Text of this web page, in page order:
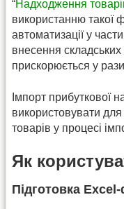
“Надходження
використанню такої
автоматизації у
внесення
прискорюється у
Імпорт прибуткової
використовувати
товарів у процесі
Як
Підготовка